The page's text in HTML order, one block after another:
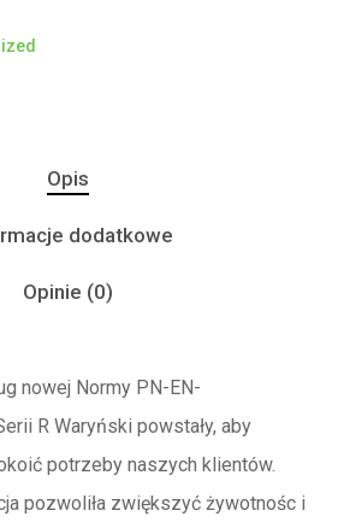
Opis
dodatkowe
Opinie (0)
nowej Normy PN-EN-
R Waryński powstały, aby
potrzeby naszych klientów.
pozwoliła zwiększyć żywotnośc i